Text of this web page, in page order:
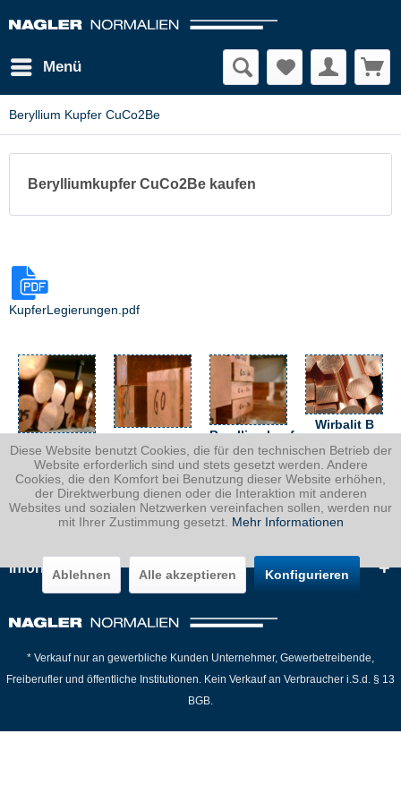
Menü
Beryllium Kupfer CuCo2Be
Berylliumkupfer CuCo2Be kaufen
KupferLegierungen.pdf
Berylliumkupfer
CuCo2Be,
rund
Berylliumkupfer
CuCo2Be,
vierkant
Berylliumkupfer
CuCo2Be,
flach
Wirbalit B
Informationen
* Verkauf nur an gewerbliche Kunden Unternehmer, Gewerbetreibende,
Freiberufler und öffentliche Institutionen. Kein Verkauf an Verbraucher i.S.d. § 13
BGB.
Diese Website benutzt Cookies, die für den technischen Betrieb der
Website erforderlich sind und stets gesetzt werden. Andere
Cookies, die den Komfort bei Benutzung dieser Website erhöhen,
der Direktwerbung dienen oder die Interaktion mit anderen
Websites und sozialen Netzwerken vereinfachen sollen, werden nur
mit Ihrer Zustimmung gesetzt. Mehr Informationen
Ablehnen Alle akzeptieren Konfigurieren